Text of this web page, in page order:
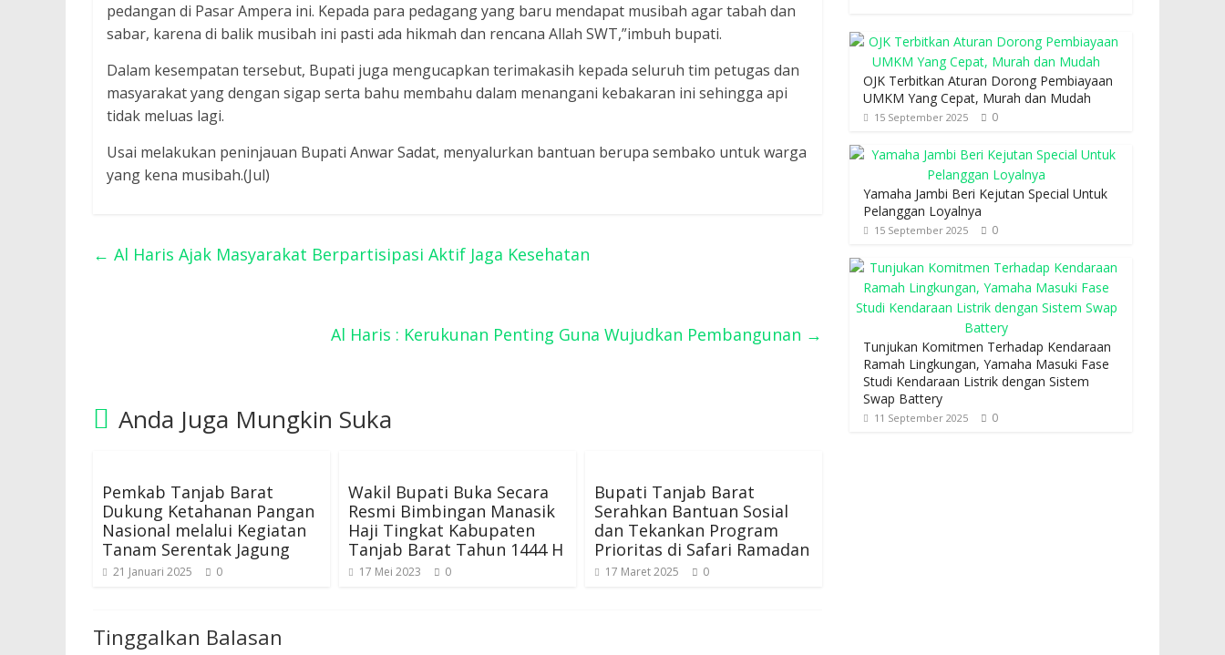
pedangan di Pasar Ampera ini. Kepada para pedagang yang baru mendapat musibah agar tabah dan
sabar, karena di balik musibah ini pasti ada hikmah dan rencana Allah SWT,”imbuh bupati.
Dalam kesempatan tersebut, Bupati juga mengucapkan terimakasih kepada seluruh tim petugas dan
masyarakat yang dengan sigap serta bahu membahu dalam menangani kebakaran ini sehingga api
tidak meluas lagi.
Usai melakukan peninjauan Bupati Anwar Sadat, menyalurkan bantuan berupa sembako untuk warga
yang kena musibah.(Jul)
← Al Haris Ajak Masyarakat Berpartisipasi Aktif Jaga Kesehatan
Al Haris : Kerukunan Penting Guna Wujudkan Pembangunan →
Anda Juga Mungkin Suka
Pemkab Tanjab Barat
Dukung Ketahanan Pangan
Nasional melalui Kegiatan
Tanam Serentak Jagung
21 Januari 2025 0
Wakil Bupati Buka Secara
Resmi Bimbingan Manasik
Haji Tingkat Kabupaten
Tanjab Barat Tahun 1444 H
17 Mei 2023 0
Bupati Tanjab Barat
Serahkan Bantuan Sosial
dan Tekankan Program
Prioritas di Safari Ramadan
17 Maret 2025 0
Tinggalkan Balasan
OJK Terbitkan Aturan Dorong Pembiayaan
UMKM Yang Cepat, Murah dan Mudah
15 September 2025 0
Yamaha Jambi Beri Kejutan Special Untuk
Pelanggan Loyalnya
15 September 2025 0
Tunjukan Komitmen Terhadap Kendaraan
Ramah Lingkungan, Yamaha Masuki Fase
Studi Kendaraan Listrik dengan Sistem
Swap Battery
11 September 2025 0